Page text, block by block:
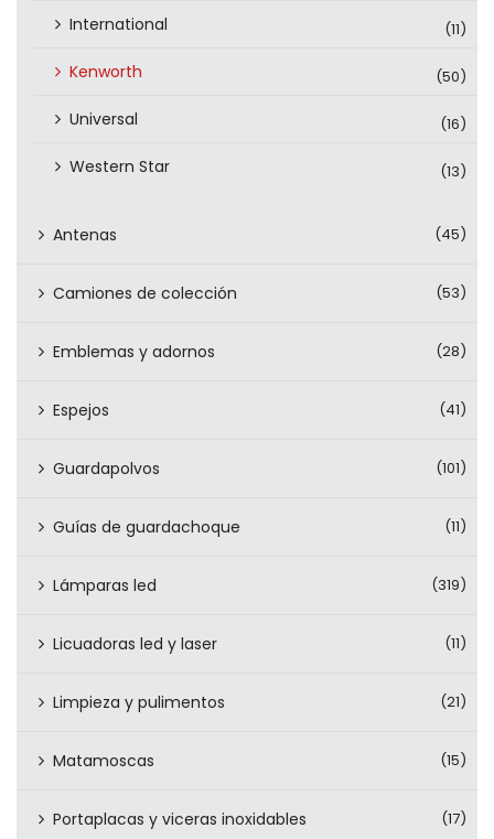
International (11)
Kenworth (50)
Universal (16)
Western Star (13)
Antenas (45)
Camiones de colección (53)
Emblemas y adornos (28)
Espejos (41)
Guardapolvos (101)
Guías de guardachoque (11)
Lámparas led (319)
Licuadoras led y laser (11)
Limpieza y pulimentos (21)
Matamoscas (15)
Portaplacas y viceras inoxidables (17)